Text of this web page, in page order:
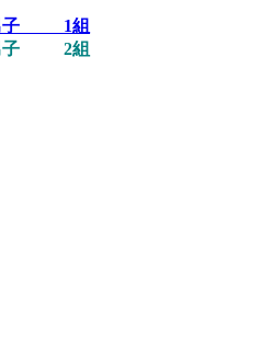
男子 1組
男子 2組